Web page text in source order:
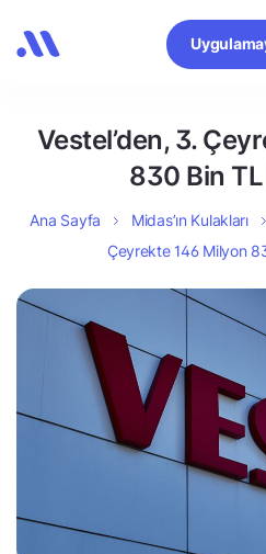
Vestel’den, 3.
830 Bin
Ana Sayfa Midas’ın Kulakları
Çeyrekte 146 Milyon